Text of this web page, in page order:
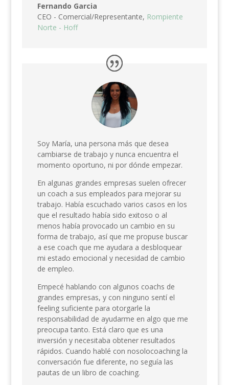
Fernando Garcia
CEO - Comercial/Representante, Rompiente
Norte - Hoff
Soy María, una persona más que desea
cambiarse de trabajo y nunca encuentra el
momento oportuno, ni por dónde empezar.
En algunas grandes empresas suelen ofrecer
un coach a sus empleados para mejorar su
trabajo. Había escuchado varios casos en los
que el resultado había sido exitoso o al
menos había provocado un cambio en su
forma de trabajo, así que me propuse buscar
a ese coach que me ayudara a desbloquear
mi estado emocional y necesidad de cambio
de empleo.
Empecé hablando con algunos coachs de
grandes empresas, y con ninguno sentí el
feeling suficiente para otorgarle la
responsabilidad de ayudarme en algo que me
preocupa tanto. Está claro que es una
inversión y necesitaba obtener resultados
rápidos. Cuando hablé con nosolocoaching la
conversación fue diferente, no seguía las
pautas de un libro de coaching.